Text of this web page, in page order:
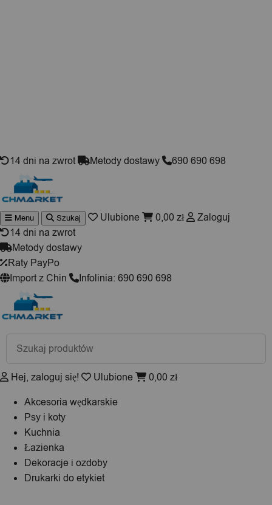
14 dni na zwrot Metody dostawy 690 690 698
Wyszukiwarka
produktów
Menu Szukaj Ulubione 0,00 zł
Zaloguj
14 dni na zwrot
Metody dostawy
Raty PayPo
Import z Chin
Infolinia: 690 690 698
Wyszukiwarka
produktów
Hej, zaloguj się! Ulubione 0,00 zł
Akcesoria wędkarskie
Psy i koty
Kuchnia
Łazienka
Dekoracje i ozdoby
Drukarki do etykiet